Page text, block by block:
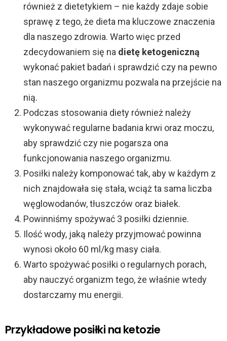
również z dietetykiem – nie każdy zdaje sobie
sprawę z tego, że dieta ma kluczowe znaczenia
dla naszego zdrowia. Warto więc przed
zdecydowaniem się na dietę ketogeniczną
wykonać pakiet badań i sprawdzić czy na pewno
stan naszego organizmu pozwala na przejście na
nią.
Podczas stosowania diety również należy
wykonywać regularne badania krwi oraz moczu,
aby sprawdzić czy nie pogarsza ona
funkcjonowania naszego organizmu.
Posiłki należy komponować tak, aby w każdym z
nich znajdowała się stała, wciąż ta sama liczba
węglowodanów, tłuszczów oraz białek.
Powinniśmy spożywać 3 posiłki dziennie.
Ilość wody, jaką należy przyjmować powinna
wynosi około 60 ml/kg masy ciała.
Warto spożywać posiłki o regularnych porach,
aby nauczyć organizm tego, że właśnie wtedy
dostarczamy mu energii.
Przykładowe posiłki na ketozie